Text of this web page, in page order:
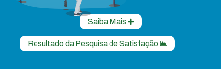
Saiba Mais
Resultado da Pesquisa de Satisfação